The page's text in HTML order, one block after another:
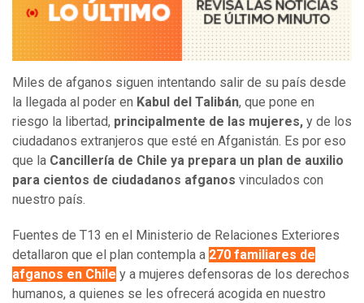
Miles de afganos siguen intentando salir de su país desde
la llegada al poder en Kabul del Talibán, que pone en
riesgo la libertad, principalmente de las mujeres, y de los
ciudadanos extranjeros que esté en Afganistán. Es por eso
que la Cancillería de Chile ya prepara un plan de auxilio
para cientos de ciudadanos afganos vinculados con
nuestro país.
Fuentes de T13 en el Ministerio de Relaciones Exteriores
detallaron que el plan contempla a 270 familiares de
afganos en Chile y a mujeres defensoras de los derechos
humanos, a quienes se les ofrecerá acogida en nuestro